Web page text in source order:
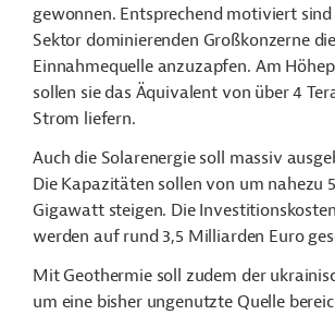
gewonnen. Entsprechend motiviert sind
Sektor dominierenden Großkonzerne
Einnahmequelle anzuzapfen. Am
sollen sie das Äquivalent von über 4
Strom liefern.
Auch die Solarenergie soll massiv
Die Kapazitäten sollen von um nahezu
Gigawatt steigen. Die
werden auf rund 3,5 Milliarden Euro
Mit Geothermie soll zudem der
um eine bisher ungenutzte Quelle